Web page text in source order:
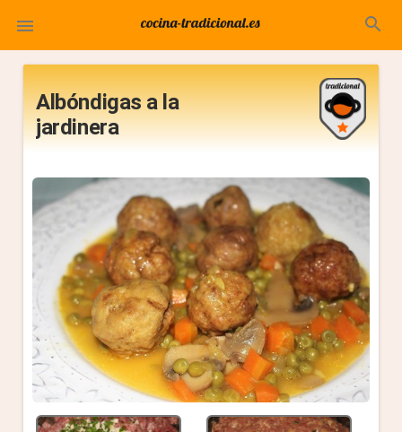
 search
Albóndigas a la
jardinera